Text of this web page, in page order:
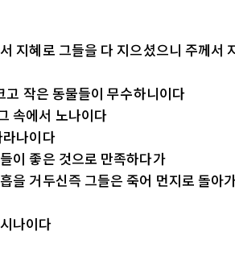
지혜로 그들을 다 지으셨으니 주께서
작은 동물들이 무수하니이다
속에서 노나이다
나이다
이 좋은 것으로 만족하다가
을 거두신즉 그들은 죽어 먼지로 돌아
나이다